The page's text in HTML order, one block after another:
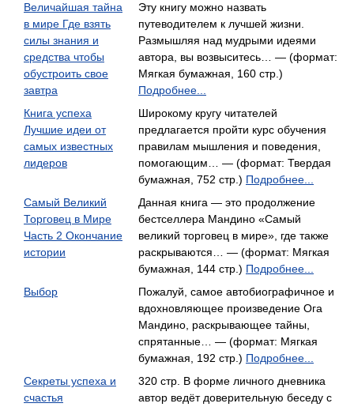
Величайшая тайна
в мире Где взять
силы знания и
средства чтобы
обустроить свое
завтра
Эту книгу можно назвать
путеводителем к лучшей жизни.
Размышляя над мудрыми идеями
автора, вы возвыситесь… — (формат:
Мягкая бумажная, 160 стр.)
Подробнее...
Книга успеха
Лучшие идеи от
самых известных
лидеров
Широкому кругу читателей
предлагается пройти курс обучения
правилам мышления и поведения,
помогающим… — (формат: Твердая
бумажная, 752 стр.) Подробнее...
Самый Великий
Торговец в Мире
Часть 2 Окончание
истории
Данная книга — это продолжение
бестселлера Мандино «Самый
великий торговец в мире», где также
раскрываются… — (формат: Мягкая
бумажная, 144 стр.) Подробнее...
Выбор
Пожалуй, самое автобиографичное и
вдохновляющее произведение Ога
Мандино, раскрывающее тайны,
спрятанные… — (формат: Мягкая
бумажная, 192 стр.) Подробнее...
Секреты успеха и
счастья
320 стр. В форме личного дневника
автор ведёт доверительную беседу с